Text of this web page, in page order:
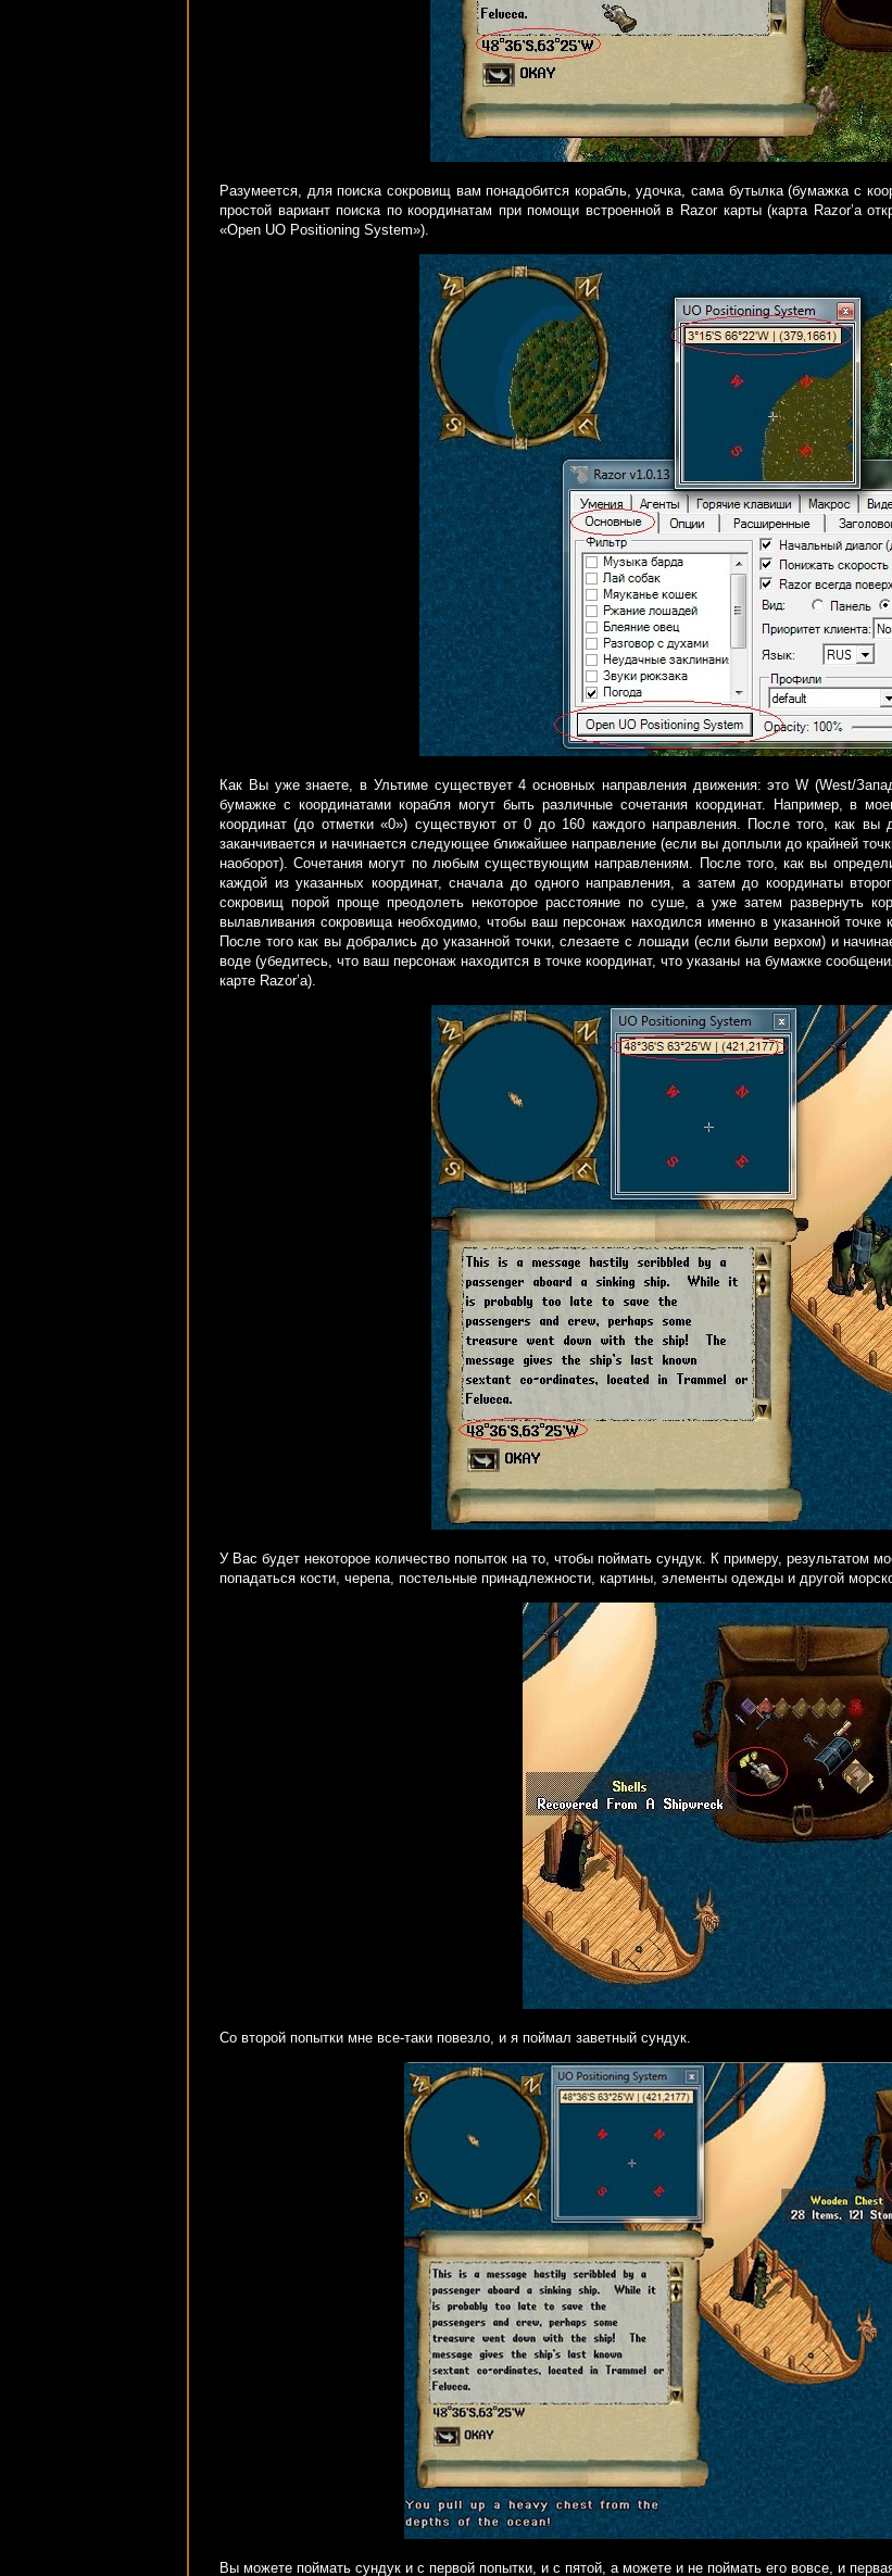
Разумеется, для поиска сокровищ вам понадобится корабль, удочка, сама бутылка (бумажка с
простой вариант поиска по координатам при помощи встроенной в Razor карты (карта Razor’а
«Open UO Positioning System»).
Как Вы уже знаете, в Ультиме существует 4 основных направления движения: это W (West/
бумажке с координатами корабля могут быть различные сочетания координат. Например, в
координат (до отметки «0») существуют от 0 до 160 каждого направления. После того, как
заканчивается и начинается следующее ближайшее направление (если вы доплыли до крайней
наоборот). Сочетания могут по любым существующим направлениям. После того, как вы
каждой из указанных координат, сначала до одного направления, а затем до координаты
сокровищ порой проще преодолеть некоторое расстояние по суше, а уже затем развернуть
вылавливания сокровища необходимо, чтобы ваш персонаж находился именно в указанной точке
После того как вы добрались до указанной точки, слезаете с лошади (если были верхом) и
воде (убедитесь, что ваш персонаж находится в точке координат, что указаны на бумажке
карте Razor’a).
У Вас будет некоторое количество попыток на то, чтобы поймать сундук. К примеру, результатом
попадаться кости, черепа, постельные принадлежности, картины, элементы одежды и другой
Со второй попытки мне все-таки повезло, и я поймал заветный сундук.
Вы можете поймать сундук и с первой попытки, и с пятой, а можете и не поймать его вовсе, и